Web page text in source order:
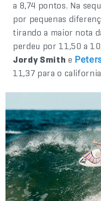
a 8,74 pontos. Na
por pequenas
tirando a maior nota
perdeu por 11,50 a
Jordy Smith e
11,37 para o